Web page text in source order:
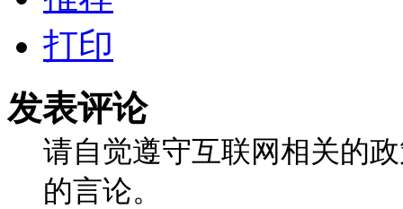
打印
发表评论
请自觉遵守互联网相关的
的言论。